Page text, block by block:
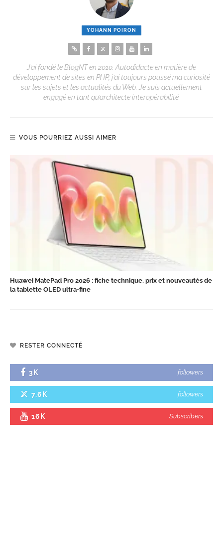
YOHANN POIRON
J’ai fondé le BlogNT en 2010. Autodidacte en matière de
développement de sites en PHP, j’ai toujours poussé ma curiosité
sur les sujets et les actualités du Web. Je suis actuellement
engagé en tant qu’architecte interopérabilité.
VOUS POURRIEZ AUSSI AIMER
Huawei MatePad Pro 2026 : fiche technique, prix et nouveautés de
la tablette OLED ultra-fine
RESTER CONNECTÉ
3K followers
7.6K followers
16K Subscribers